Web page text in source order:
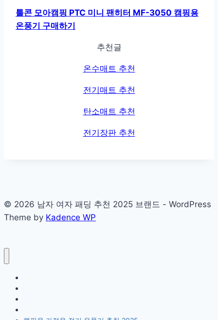
툴콘 모아캠핑 PTC 미니 팬히터 MF-3050 캠핑용
온풍기 구매하기
추천글
온수매트 추천
전기매트 추천
탄소매트 추천
전기장판 추천
© 2026 남자 여자 패딩 추천 2025 브랜드 - WordPress
Theme by Kadence WP